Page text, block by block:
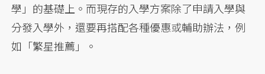
學」的基礎上。而現存的入學方案除了申請入學與
分發入學外，還要再搭配各種優惠或輔助辦法，例
如「繁星推薦」。